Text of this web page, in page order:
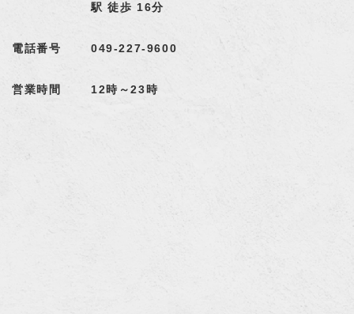
駅 徒歩 16分
電話番号 049-227-9600
営業時間 12時～23時